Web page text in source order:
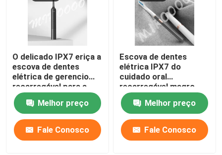
O delicado IPX7 eriça a
escova de dentes
elétrica de gerencio
recarregável para a
proteção da goma
Melhor preço
Fale Conosco
Escova de dentes
elétrica IPX7 do
cuidado oral
recarregável magro
impermeável com 3
modosMelhor preço
Fale Conosco